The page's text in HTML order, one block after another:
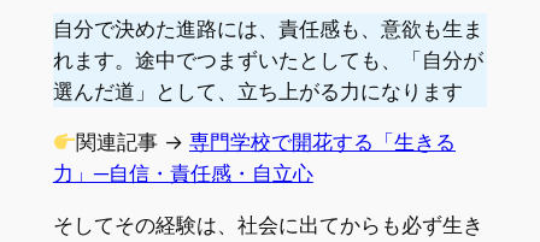
自分で決めた進路には、責任感も、意欲も生ま
れます。途中でつまずいたとしても、「自分が
選んだ道」として、立ち上がる力になります
関連記事 → 専門学校で開花する「生きる
力」─自信・責任感・自立心
そしてその経験は、社会に出てからも必ず生き